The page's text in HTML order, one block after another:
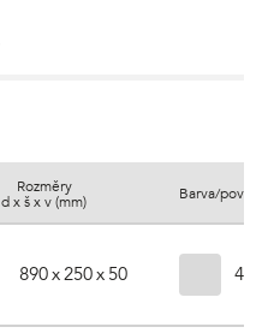
Rozměry
d x š x v (mm)
Barva/povrch
890 x 250 x 50 4